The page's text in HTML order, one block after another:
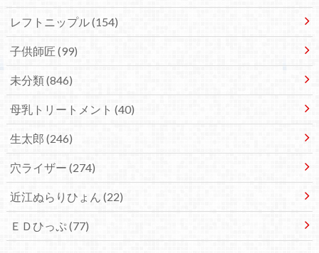
レフトニップル(154)
子供師匠 (99)
未分類(846)
母乳トリートメント (40)
生太郎 (246)
穴ライザー (274)
近江ぬらりひょん (22)
ＥＤひっぷ(77)